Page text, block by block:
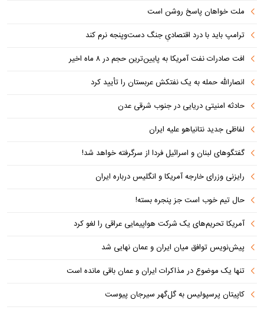
ملت خواهان پاسخ روشن است
ترامپ باید با درد اقتصادیِ جنگ دست‌و‌پنجه نرم کند
افت صادرات نفت آمریکا به پایین‌ترین حجم در ۸ ماه اخیر
انصارالله حمله به یک نفتکش عربستان را تأیید کرد
حادثه امنیتی دریایی در جنوب شرقی عدن
لفاظی جدید نتانیاهو علیه ایران
گفتگوهای لبنان و اسرائیل فردا از سرگرفته خواهد شد!
رایزنی وزرای خارجه آمریکا و انگلیس درباره ایران
حال تیم خوب است جز پنجره بسته!
آمریکا تحریم‌های یک شرکت هواپیمایی عراقی را لغو کرد
پیش‌نویس توافق میان ایران و عمان نهایی شد
تنها یک موضوع در مذاکرات ایران و عمان باقی مانده است
کاپیتان پرسپولیس به گل‌گهر سیرجان پیوست